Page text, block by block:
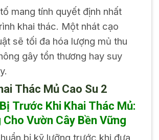
mang tính quyết định nhất
khai thác. Một nhát cạo
sẽ tối đa hóa lượng mủ thu
gây tổn thương hay suy
Trước Khi Khai Thác Mủ:
Cho Vườn Cây Bền Vững
bị kỹ lưỡng trước khi đưa